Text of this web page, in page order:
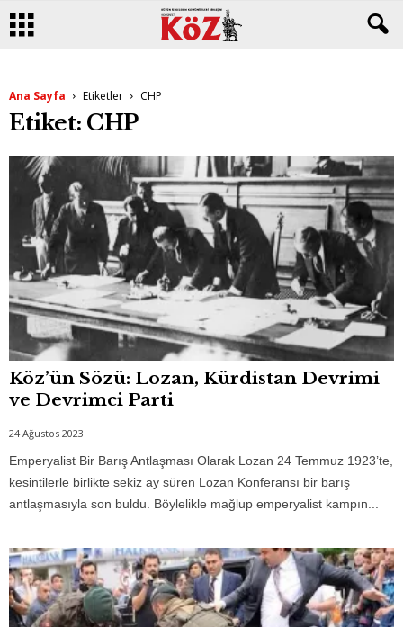
Ana Sayfa Etiketler CHP
Etiket: CHP
Köz’ün Sözü: Lozan, Kürdistan Devrimi
ve Devrimci Parti
24 Ağustos 2023
Emperyalist Bir Barış Antlaşması Olarak Lozan 24 Temmuz 1923’te,
kesintilerle birlikte sekiz ay süren Lozan Konferansı bir barış
antlaşmasıyla son buldu. Böylelikle mağlup emperyalist kampın...